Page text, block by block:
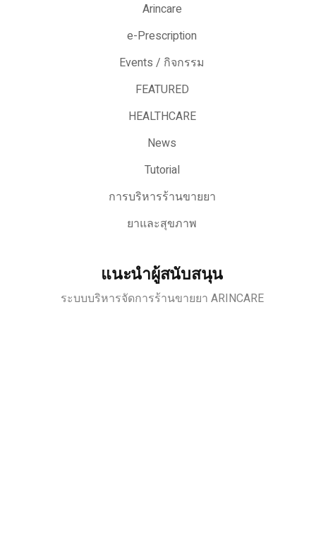
Arincare
e-Prescription
Events / กิจกรรม
FEATURED
HEALTHCARE
News
Tutorial
การบริหารร้านขายยา
ยาและสุขภาพ
แนะนำผู้สนับสนุน
ระบบบริหารจัดการร้านขายยา ARINCARE